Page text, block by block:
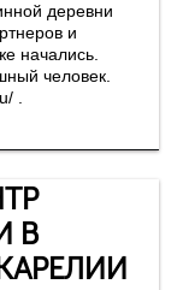
деревни
и
начались.
человек.
.
В